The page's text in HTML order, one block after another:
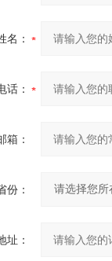
名：
话：
箱：
份：
址：